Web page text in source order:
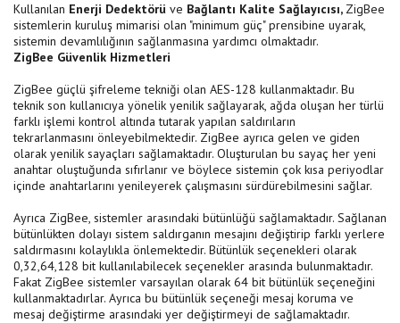
Kullanılan Enerji Dedektörü ve Bağlantı Kalite Sağlayıcısı, ZigBee
sistemlerin kuruluş mimarisi olan "minimum güç" prensibine uyarak,
sistemin devamlılığının sağlanmasına yardımcı olmaktadır.
ZigBee Güvenlik Hizmetleri
ZigBee güçlü şifreleme tekniği olan AES-128 kullanmaktadır. Bu
teknik son kullanıcıya yönelik yenilik sağlayarak, ağda oluşan her türlü
farklı işlemi kontrol altında tutarak yapılan saldırıların
tekrarlanmasını önleyebilmektedir. ZigBee ayrıca gelen ve giden
olarak yenilik sayaçları sağlamaktadır. Oluşturulan bu sayaç her yeni
anahtar oluştuğunda sıfırlanır ve böylece sistemin çok kısa periyodlar
içinde anahtarlarını yenileyerek çalışmasını sürdürebilmesini sağlar.
Ayrıca ZigBee, sistemler arasındaki bütünlüğü sağlamaktadır. Sağlanan
bütünlükten dolayı sistem saldırganın mesajını değiştirip farklı yerlere
saldırmasını kolaylıkla önlemektedir. Bütünlük seçenekleri olarak
0,32,64,128 bit kullanılabilecek seçenekler arasında bulunmaktadır.
Fakat ZigBee sistemler varsayılan olarak 64 bit bütünlük seçeneğini
kullanmaktadırlar. Ayrıca bu bütünlük seçeneği mesaj koruma ve
mesaj değiştirme arasındaki yer değiştirmeyi de sağlamaktadır.